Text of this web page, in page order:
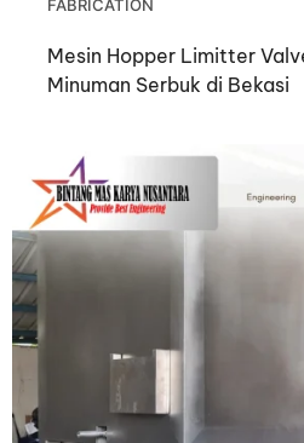
FABRICATION
Mesin Hopper Limitter
Minuman Serbuk di Bekasi